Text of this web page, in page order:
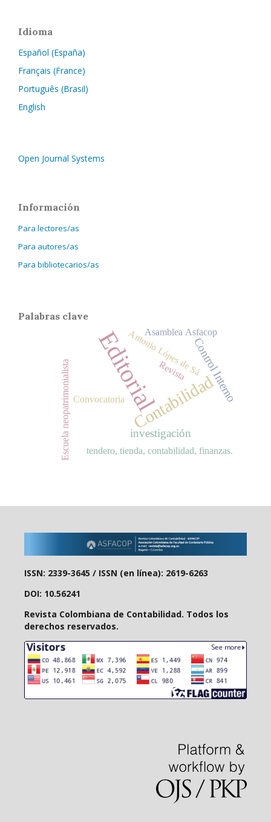
Idioma
Español (España)
Français (France)
Português (Brasil)
English
Open Journal Systems
Información
Para lectores/as
Para autores/as
Para bibliotecarios/as
Palabras clave
EditorialContabilidad
Control Interno
investigación
Escuela neopatrimonialista
Antonio Lópes de Sá
Asamblea Asfacop
tendero, tienda, contabilidad, finanzas.
Revista
Convocatoria
ISSN: 2339-3645 / ISSN (en línea): 2619-6263
DOI: 10.56241
Revista Colombiana de Contabilidad. Todos los
derechos reservados.